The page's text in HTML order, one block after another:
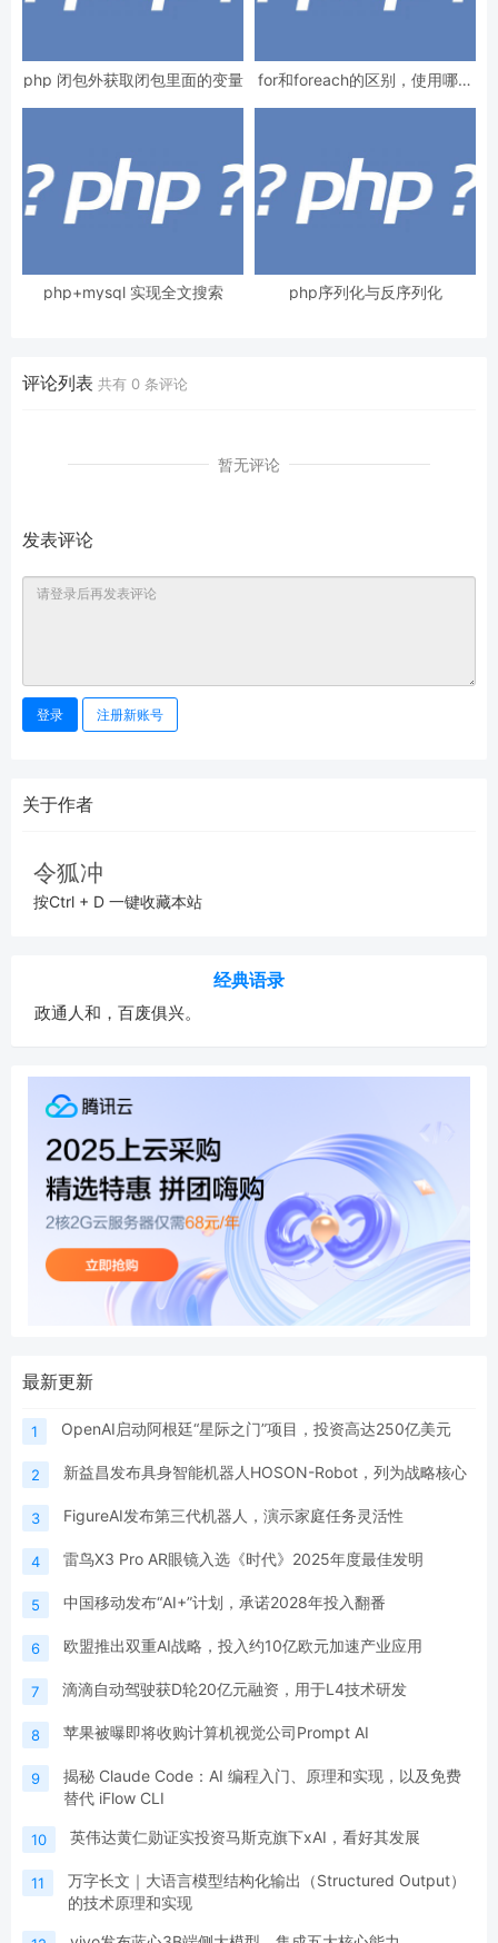
php 闭包外获取闭包里面的变量
for和foreach的区别，使用哪个
php+mysql 实现全文搜索 php序列化与反序列化
评论列表 共有 0 条评论
暂无评论
发表评论
登录 注册新账号
关于作者
令狐冲
按Ctrl + D 一键收藏本站
经典语录
政通人和，百废俱兴。
最新更新
1 OpenAI启动阿根廷“星际之门”项目，投资高达250亿美元
2 新益昌发布具身智能机器人HOSON-Robot，列为战略核心
3 FigureAI发布第三代机器人，演示家庭任务灵活性
4 雷鸟X3 Pro AR眼镜入选《时代》2025年度最佳发明
5 中国移动发布“AI+”计划，承诺2028年投入翻番
6 欧盟推出双重AI战略，投入约10亿欧元加速产业应用
7 滴滴自动驾驶获D轮20亿元融资，用于L4技术研发
8 苹果被曝即将收购计算机视觉公司Prompt AI
9
揭秘 Claude Code：AI 编程入门、原理和实现，以及免费
替代 iFlow CLI
10 英伟达黄仁勋证实投资马斯克旗下xAI，看好其发展
11
万字长文｜大语言模型结构化输出（Structured Output）
的技术原理和实现